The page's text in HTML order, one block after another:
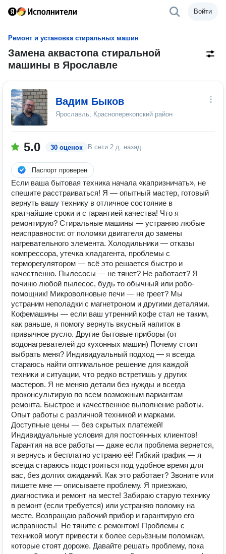
Войти
Ремонт и установка стиральных машин
Замена аквастопа стиральной
машины в Ярославле
Вадим Быков
Ярославль, Красноперекопский район
5.0 30 оценок В сети 2 д. назад
Паспорт проверен
Если ваша бытовая техника начала «капризничать», не
спешите расстраиваться! Я — опытный мастер, готовый
вернуть вашу технику в отличное состояние в
кратчайшие сроки и с гарантией качества! Что я
ремонтирую? Стиральные машины — устраняю любые
неисправности: от поломки двигателя до замены
нагревательного элемента. Холодильники — отказы
компрессора, утечка хладагента, проблемы с
терморегулятором — всё это решается быстро и
качественно. Пылесосы — не тянет? Не работает? Я
починю любой пылесос, будь то обычный или робо-
помощник! Микроволновые печи — не греет? Мы
устраним неполадки с магнетроном и другими деталями.
Кофемашины — если ваш утренний кофе стал не таким,
как раньше, я помогу вернуть вкусный напиток в
привычное русло. Другие бытовые приборы (от
водонагревателей до кухонных машин) Почему стоит
выбрать меня? Индивидуальный подход — я всегда
стараюсь найти оптимальное решение для каждой
техники и ситуации, что редко встретишь у других
мастеров. Я не меняю детали без нужды и всегда
проконсультирую по всем возможным вариантам
ремонта. Быстрое и качественное выполнение работы.
Опыт работы с различной техникой и марками.
Доступные цены — без скрытых платежей!
Индивидуальные условия для постоянных клиентов!
Гарантия на все работы — даже если проблема вернется,
я вернусь и бесплатно устраню её! Гибкий график — я
всегда стараюсь подстроиться под удобное время для
вас, без долгих ожиданий. Как это работает? Звоните или
пишете мне — описываете проблему. Я приезжаю,
диагностика и ремонт на месте! Забираю старую технику
в ремонт (если требуется) или устраняю поломку на
месте. Возвращаю рабочий прибор и гарантирую его
исправность! ️ Не тяните с ремонтом! Проблемы с
техникой могут привести к более серьёзным поломкам,
которые стоят дороже. Давайте решать проблему, пока